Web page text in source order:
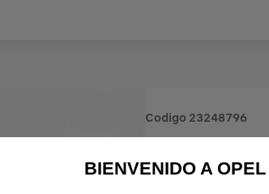
Codigo 23248796
BIENVENIDO A OPEL